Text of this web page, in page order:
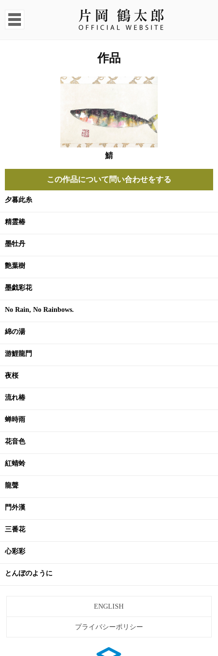
作品
鯖
この作品について問い合わせをする
夕暮此糸
精霊椿
墨牡丹
艶葉樹
墨戯彩花
No Rain, No Rainbows.
綿の湯
游鯉龍門
夜桜
流れ椿
蝉時雨
花音色
紅蜻蛉
龍聲
門外漢
三番花
心彩彩
とんぼのように
ENGLISH
プライバシーポリシー